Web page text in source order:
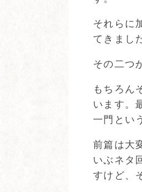
それらに
てきまし
その二つ
もちろん
います。
一門とい
前篇は大
いぶネタ
すけど、